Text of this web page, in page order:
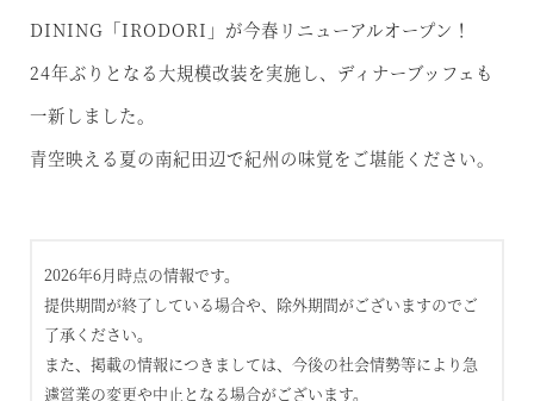
DINING「IRODORI」が今春リニューアルオープン！
24年ぶりとなる大規模改装を実施し、ディナーブッフェも
一新しました。
青空映える夏の南紀田辺で紀州の味覚をご堪能ください。
2026年6月時点の情報です。
提供期間が終了している場合や、除外期間がございますのでご
了承ください。
また、掲載の情報につきましては、今後の社会情勢等により急
遽営業の変更や中止となる場合がございます。